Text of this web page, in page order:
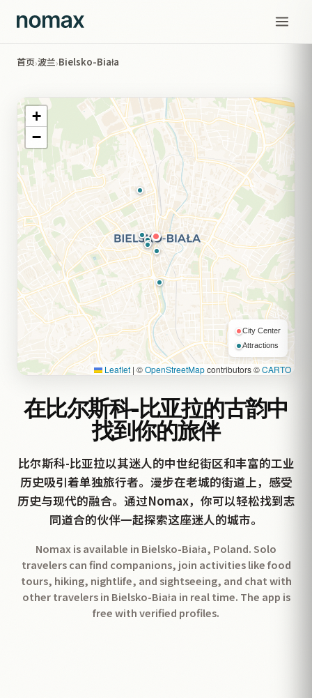
首页›波兰›Bielsko-Biała
在比尔斯科-比亚拉的古韵中
找到你的旅伴
比尔斯科-比亚拉以其迷人的中世纪街区和丰富的工业
历史吸引着单独旅行者。漫步在老城的街道上，感受
历史与现代的融合。通过Nomax，你可以轻松找到志
同道合的伙伴一起探索这座迷人的城市。
Nomax is available in Bielsko-Biała, Poland. Solo
travelers can find companions, join activities like food
tours, hiking, nightlife, and sightseeing, and chat with
other travelers in Bielsko-Biała in real time. The app is
free with verified profiles.
+
−
City Center
Attractions
Leaflet | ©OpenStreetMapcontributors ©CARTO